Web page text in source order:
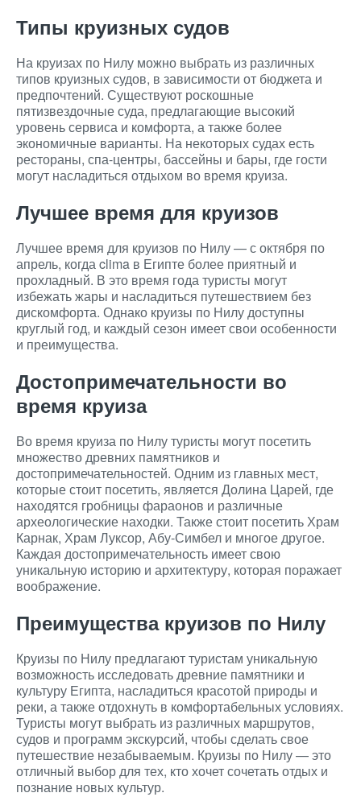
Типы круизных судов
На круизах по Нилу можно выбрать из различных
типов круизных судов, в зависимости от бюджета и
предпочтений. Существуют роскошные
пятизвездочные суда, предлагающие высокий
уровень сервиса и комфорта, а также более
экономичные варианты. На некоторых судах есть
рестораны, спа-центры, бассейны и бары, где гости
могут насладиться отдыхом во время круиза.
Лучшее время для круизов
Лучшее время для круизов по Нилу — с октября по
апрель, когда clima в Египте более приятный и
прохладный. В это время года туристы могут
избежать жары и насладиться путешествием без
дискомфорта. Однако круизы по Нилу доступны
круглый год, и каждый сезон имеет свои особенности
и преимущества.
Достопримечательности во
время круиза
Во время круиза по Нилу туристы могут посетить
множество древних памятников и
достопримечательностей. Одним из главных мест,
которые стоит посетить, является Долина Царей, где
находятся гробницы фараонов и различные
археологические находки. Также стоит посетить Храм
Карнак, Храм Луксор, Абу-Симбел и многое другое.
Каждая достопримечательность имеет свою
уникальную историю и архитектуру, которая поражает
воображение.
Преимущества круизов по Нилу
Круизы по Нилу предлагают туристам уникальную
возможность исследовать древние памятники и
культуру Египта, насладиться красотой природы и
реки, а также отдохнуть в комфортабельных условиях.
Туристы могут выбрать из различных маршрутов,
судов и программ экскурсий, чтобы сделать свое
путешествие незабываемым. Круизы по Нилу — это
отличный выбор для тех, кто хочет сочетать отдых и
познание новых культур.